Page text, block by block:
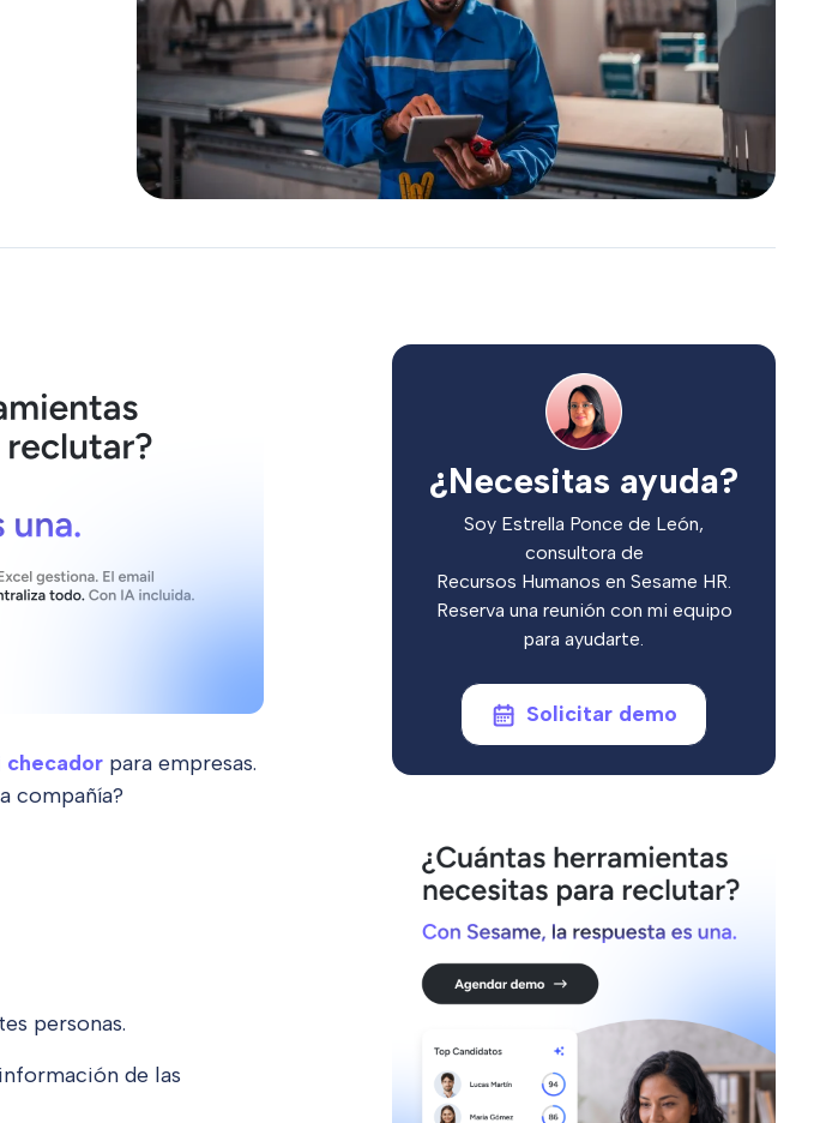
checador para empresas.
compañía?
personas.
de las
¿Necesitas ayuda?
Soy Estrella Ponce de León,
consultora de
Recursos Humanos en Sesame HR.
Reserva una reunión con mi equipo
para ayudarte.
Solicitar demo